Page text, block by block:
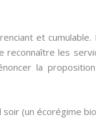
et
reconnaître les
la
soir (un écorégime